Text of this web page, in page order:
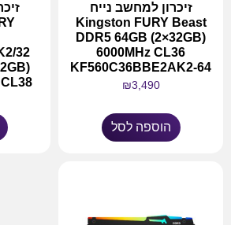
זיכרון למחשב נייח
Kingston FURY Beast
DDR5 64GB (2×32GB)
6000MHz CL36
KF560C36BBE2AK2-64
₪3,490
הוספה לסל
32